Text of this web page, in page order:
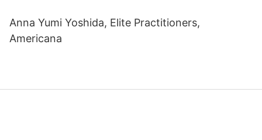
Anna Yumi Yoshida, Elite Practitioners,
Americana